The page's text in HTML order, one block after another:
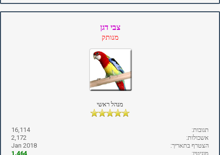
צבי דגן
מנותק
מנהל ראשי
תגובות:
16,114
אשכולות:
2,172
הצטרף בתאריך:
Jan 2018
מוניטין:
1,464